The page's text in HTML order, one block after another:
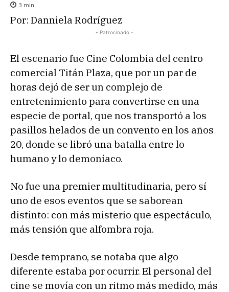
3 min.
Por: Danniela Rodríguez
- Patrocinado -
El escenario fue Cine Colombia del centro
comercial Titán Plaza, que por un par de
horas dejó de ser un complejo de
entretenimiento para convertirse en una
especie de portal, que nos transportó a los
pasillos helados de un convento en los años
20, donde se libró una batalla entre lo
humano y lo demoníaco.
No fue una premier multitudinaria, pero sí
uno de esos eventos que se saborean
distinto: con más misterio que espectáculo,
más tensión que alfombra roja.
Desde temprano, se notaba que algo
diferente estaba por ocurrir. El personal del
cine se movía con un ritmo más medido, más